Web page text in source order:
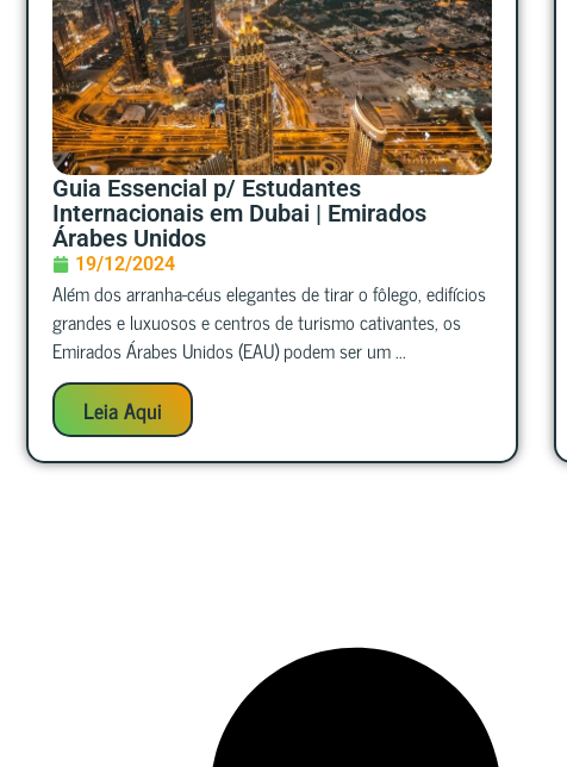
Guia Essencial p/ Estudantes
Internacionais em Dubai | Emirados
Árabes Unidos
19/12/2024
Além dos arranha-céus elegantes de tirar o fôlego, edifícios
grandes e luxuosos e centros de turismo cativantes, os
Emirados Árabes Unidos (EAU) podem ser um ...
Leia Aqui